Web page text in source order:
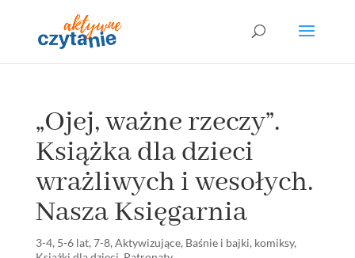
„Ojej, ważne rzeczy”.
Książka dla dzieci
wrażliwych i wesołych.
Nasza Księgarnia
3-4, 5-6 lat, 7-8, Aktywizujące, Baśnie i bajki, komiksy,